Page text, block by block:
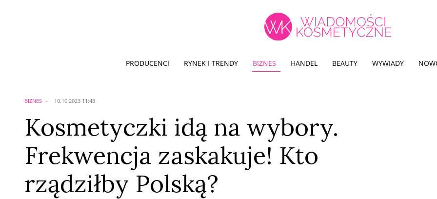
PRODUCENCI RYNEK I TRENDY BIZNES HANDEL BEAUTY WYWIADY
BIZNES 10.10.2023 11:43
Kosmetyczki idą na wybory.
Frekwencja zaskakuje! Kto
rządziłby Polską?